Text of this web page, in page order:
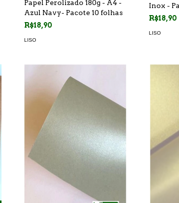
Papel Perolizado 180g - A4 -
Azul Navy- Pacote 10 folhas
R$18,90
LISO
Inox -
R$18,90
LISO